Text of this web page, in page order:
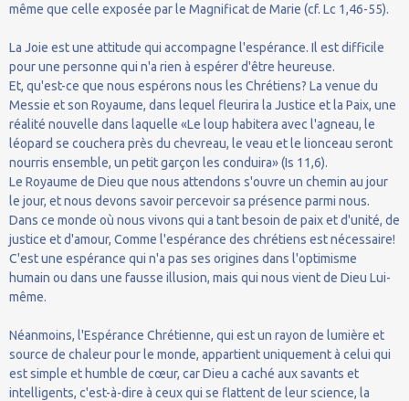
même que celle exposée par le Magnificat de Marie (cf. Lc 1,46-55).
La Joie est une attitude qui accompagne l'espérance. Il est difficile
pour une personne qui n'a rien à espérer d'être heureuse.
Et, qu'est-ce que nous espérons nous les Chrétiens? La venue du
Messie et son Royaume, dans lequel fleurira la Justice et la Paix, une
réalité nouvelle dans laquelle «Le loup habitera avec l'agneau, le
léopard se couchera près du chevreau, le veau et le lionceau seront
nourris ensemble, un petit garçon les conduira» (Is 11,6).
Le Royaume de Dieu que nous attendons s'ouvre un chemin au jour
le jour, et nous devons savoir percevoir sa présence parmi nous.
Dans ce monde où nous vivons qui a tant besoin de paix et d'unité, de
justice et d'amour, Comme l'espérance des chrétiens est nécessaire!
C'est une espérance qui n'a pas ses origines dans l'optimisme
humain ou dans une fausse illusion, mais qui nous vient de Dieu Lui-
même.
Néanmoins, l'Espérance Chrétienne, qui est un rayon de lumière et
source de chaleur pour le monde, appartient uniquement à celui qui
est simple et humble de cœur, car Dieu a caché aux savants et
intelligents, c'est-à-dire à ceux qui se flattent de leur science, la